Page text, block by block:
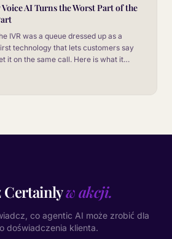
AI Turns the Worst Part of the
IVR was a queue dressed up as a
technology that lets customers say
it on the same call. Here is what it
Certainlyw akcji.
co agentic AI może zrobić dla
doświadczenia klienta.